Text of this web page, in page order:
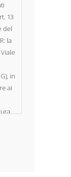
13
del
la
in
ai